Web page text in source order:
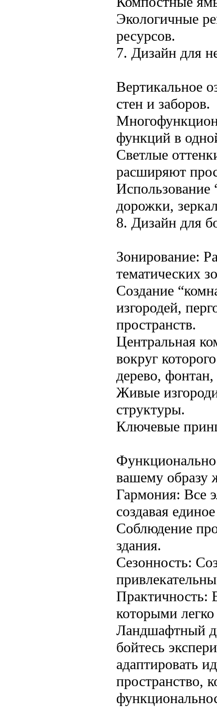
Экологичные
ресурсов.
7. Дизайн для
Вертикальное
стен и заборов.
функций в
Светлые
расширяют
дорожки,
8. Дизайн для
Зонирование:
тематических
Создание
изгородей,
пространств.
Центральная
вокруг
дерево,
Живые
структуры.
Ключевые
вашему образу
Гармония: Все
создавая
Соблюдение
здания.
Сезонность:
Практичность:
которыми
Ландшафтный
бойтесь
адаптировать
пространство,